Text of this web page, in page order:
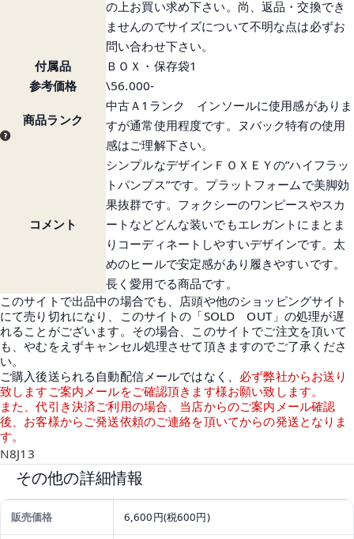
の上お買い求め下さい。尚、返品・交換でき
ませんのでサイズについて不明な点は必ずお
問い合わせ下さい。
付属品
ＢＯＸ・保存袋1
参考価格
\56.000-
商品ランク
中古Ａ1ランク インソールに使用感がありま
すが通常使用程度です。ヌバック特有の使用
感はご理解下さい。
コメント
シンプルなデザインＦＯＸＥＹの”ハイフラッ
トパンプス”です。プラットフォームで美脚効
果抜群です。フォクシーのワンピースやスカ
ートなどどんな装いでもエレガントにまとま
りコーディネートしやすいデザインです。太
めのヒールで安定感があり履きやすいです。
長く愛用でる商品です。
このサイトで出品中の場合でも、店頭や他のショッピングサイト
にて売り切れになり、このサイトの「SOLD OUT」の処理が遅
れることがございます。その場合、このサイトでご注文を頂いて
も、やむをえずキャンセル処理させて頂きますのでご了承くださ
い。
ご購入後送られる自動配信メールではなく、 必ず弊社からお送り
致しますご案内メールをご確認頂きます様お願い致します。
また、代引き決済ご利用の場合、当店からのご案内メール確認
後、お客様からご発送依頼のご連絡を頂いてからの発送となりま
す。
N8J13
その他の詳細情報
販売価格 6,600円(税600円)